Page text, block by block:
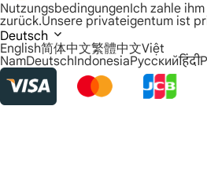
NutzungsbedingungenIch zahle
zurück.Unsere privateigentum ist
Deutsch
English简体中文繁體中文Việt
NamDeutschIndonesiaРусскийहिंदी